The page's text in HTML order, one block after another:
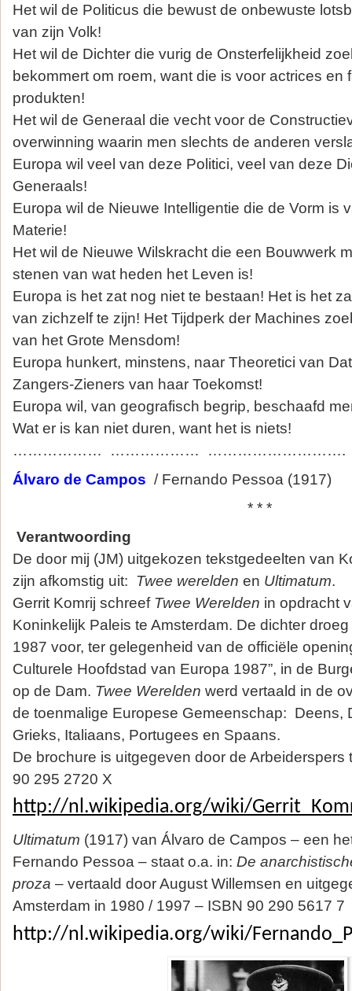
Het wil de Politicus die bewust de onbewuste
van zijn Volk!
Het wil de Dichter die vurig de Onsterfelijkheid
bekommert om roem, want die is voor actrices en
produkten!
Het wil de Generaal die vecht voor de
overwinning waarin men slechts de anderen
Europa wil veel van deze Politici, veel van deze
Generaals!
Europa wil de Nieuwe Intelligentie die de Vorm is
Materie!
Het wil de Nieuwe Wilskracht die een Bouwwerk
stenen van wat heden het Leven is!
Europa is het zat nog niet te bestaan! Het is het
van zichzelf te zijn! Het Tijdperk der Machines
van het Grote Mensdom!
Europa hunkert, minstens, naar Theoretici van
Zangers-Zieners van haar Toekomst!
Europa wil, van geografisch begrip, beschaafd
Wat er is kan niet duren, want het is niets!
……………… ……………… ……………………….
Álvaro de Campos / Fernando Pessoa (1917)
* * *
Verantwoording
De door mij (JM) uitgekozen tekstgedeelten van
zijn afkomstig uit: Twee werelden en Ultimatum.
Gerrit Komrij schreef Twee Werelden in opdracht
Koninkelijk Paleis te Amsterdam. De dichter
1987 voor, ter gelegenheid van de officiële
Culturele Hoofdstad van Europa 1987”, in de
op de Dam. Twee Werelden werd vertaald in de
de toenmalige Europese Gemeenschap: Deens,
Grieks, Italiaans, Portugees en Spaans.
De brochure is uitgegeven door de
90 295 2720 X
http://nl.wikipedia.org/wiki/
Ultimatum (1917) van Álvaro de Campos – een
Fernando Pessoa – staat o.a. in: De
proza – vertaald door August Willemsen en
Amsterdam in 1980 / 1997 – ISBN 90 290 5617 7
http://nl.wikipedia.org/wiki/